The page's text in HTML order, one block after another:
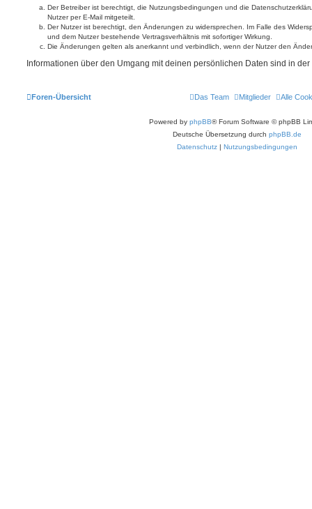
Der Betreiber ist berechtigt, die Nutzungsbedingungen und die
Nutzer per E-Mail mitgeteilt.
Der Nutzer ist berechtigt, den Änderungen zu widersprechen. Im Falle des
und dem Nutzer bestehende Vertragsverhältnis mit sofortiger Wirkung.
Die Änderungen gelten als anerkannt und verbindlich, wenn der Nutzer den
Informationen über den Umgang mit deinen persönlichen Daten sind in
Foren-Übersicht Alle
Mitglieder
Das Team
Powered by phpBB® Forum Software © phpBB
Deutsche Übersetzung durch phpBB.de
Datenschutz | Nutzungsbedingungen